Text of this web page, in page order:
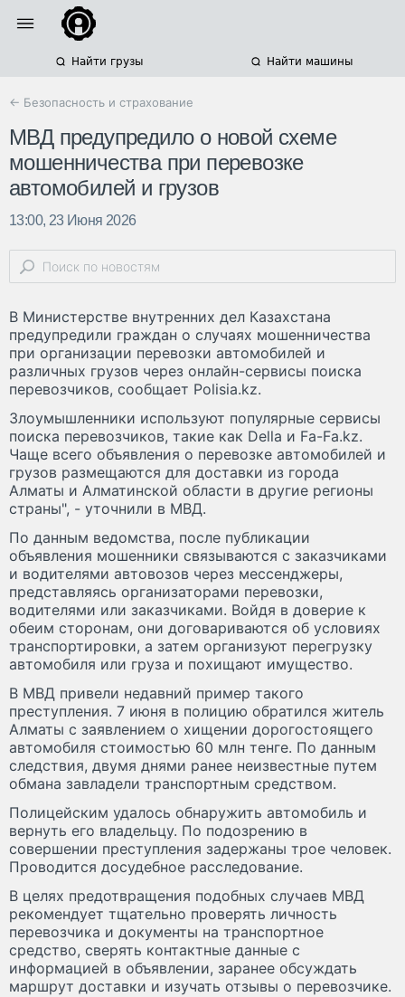
Найти грузы Найти машины
← Безопасность и страхование
МВД предупредило о новой схеме
мошенничества при перевозке
автомобилей и грузов
13:00, 23 Июня 2026
В Министерстве внутренних дел Казахстана
предупредили граждан о случаях мошенничества
при организации перевозки автомобилей и
различных грузов через онлайн-сервисы поиска
перевозчиков, сообщает Polisia.kz.
Злоумышленники используют популярные сервисы
поиска перевозчиков, такие как Della и Fa-Fa.kz.
Чаще всего объявления о перевозке автомобилей и
грузов размещаются для доставки из города
Алматы и Алматинской области в другие регионы
страны", - уточнили в МВД.
По данным ведомства, после публикации
объявления мошенники связываются с заказчиками
и водителями автовозов через мессенджеры,
представляясь организаторами перевозки,
водителями или заказчиками. Войдя в доверие к
обеим сторонам, они договариваются об условиях
транспортировки, а затем организуют перегрузку
автомобиля или груза и похищают имущество.
В МВД привели недавний пример такого
преступления. 7 июня в полицию обратился житель
Алматы с заявлением о хищении дорогостоящего
автомобиля стоимостью 60 млн тенге. По данным
следствия, двумя днями ранее неизвестные путем
обмана завладели транспортным средством.
Полицейским удалось обнаружить автомобиль и
вернуть его владельцу. По подозрению в
совершении преступления задержаны трое человек.
Проводится досудебное расследование.
В целях предотвращения подобных случаев МВД
рекомендует тщательно проверять личность
перевозчика и документы на транспортное
средство, сверять контактные данные с
информацией в объявлении, заранее обсуждать
маршрут доставки и изучать отзывы о перевозчике.